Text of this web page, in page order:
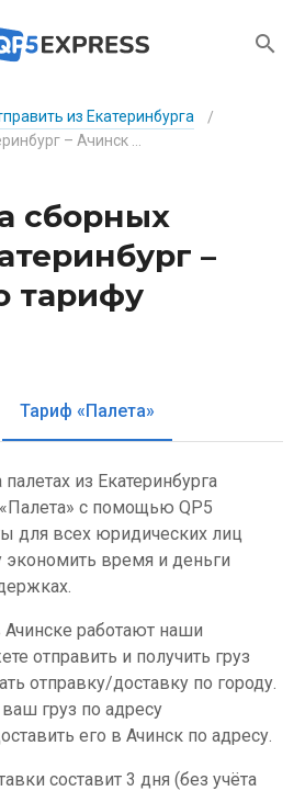
из Екатеринбурга
/
сборных
–
тарифу
Тариф «Палета»
из Екатеринбурга
с помощью QP5
для всех юридических лиц
экономить время и деньги
Ачинске работают наши
отправить и получить груз
отправку/доставку по городу.
груз по адресу
его в Ачинск по адресу.
составит 3 дня (без учёта